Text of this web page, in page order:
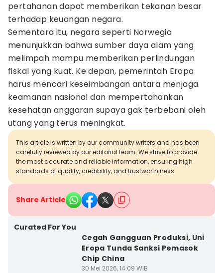
pertahanan dapat memberikan tekanan besar
terhadap keuangan negara.
Sementara itu, negara seperti Norwegia
menunjukkan bahwa sumber daya alam yang
melimpah mampu memberikan perlindungan
fiskal yang kuat. Ke depan, pemerintah Eropa
harus mencari keseimbangan antara menjaga
keamanan nasional dan mempertahankan
kesehatan anggaran supaya gak terbebani oleh
utang yang terus meningkat.
This article is written by our community writers and has been
carefully reviewed by our editorial team. We strive to provide
the most accurate and reliable information, ensuring high
standards of quality, credibility, and trustworthiness.
Share Article
Curated For You
Cegah Gangguan Produksi, Uni
Eropa Tunda Sanksi Pemasok
Chip China
30 Mei 2026, 14:09 WIB